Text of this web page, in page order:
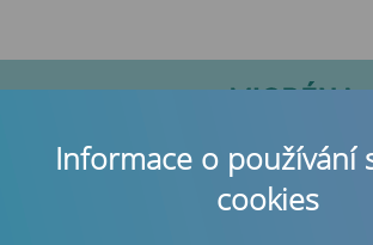
Informace o používání
cookies